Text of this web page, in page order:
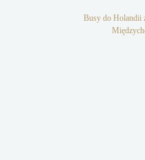
Busy do Holandii